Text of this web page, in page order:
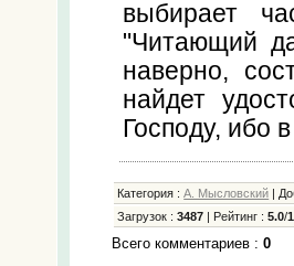
выбирает
"Читающий
наверно,
найдет
Господу, ибо
Категория :А. Мысловский
Загрузок :3487 Рейтинг :5.0/1
Всего комментариев :0